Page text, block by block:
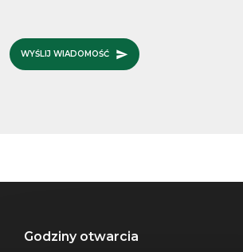
WYŚLIJ WIADOMOŚĆ
Godziny otwarcia